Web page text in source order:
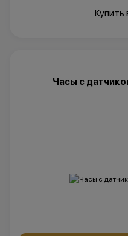
Купить
Часы с